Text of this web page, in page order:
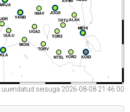
seisuga 2026-08-08 21:46:00